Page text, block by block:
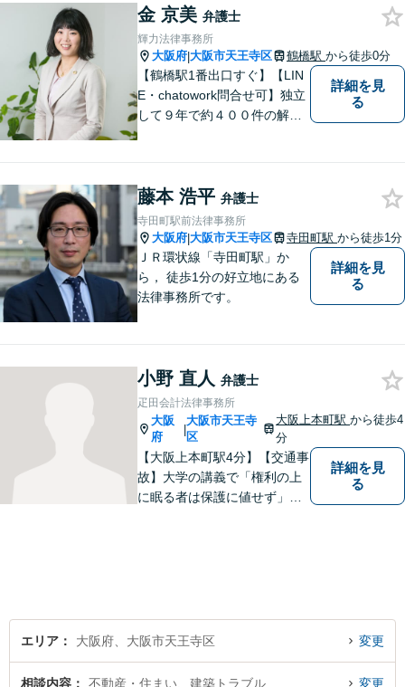
ください。
金 京美 弁護士
輝力法律事務所
大阪府|大阪市天王寺区 鶴橋駅 から徒歩0分
【鶴橋駅1番出口すぐ】【LIN
E・chatowork問合せ可】独立
して９年で約４００件の解決
さ」「人間力」「交渉力」を
駆使して依頼者様の笑顔を取
り戻すべく全力で取り組みま
す。
詳細を見
る
藤本 浩平 弁護士
寺田町駅前法律事務所
大阪府|大阪市天王寺区 寺田町駅 から徒歩1分
ＪＲ環状線「寺田町駅」か
ら， 徒歩1分の好立地にある
法律事務所です。
詳細を見
る
小野 直人 弁護士
疋田会計法律事務所
大阪
府
|
大阪市天王寺
区
大阪上本町駅から徒歩4
分
【大阪上本町駅4分】【交通事
故】大学の講義で「権利の上
に眠る者は保護に値せず」と
し、丁寧かつ柔軟な対応を心
がけています。
詳細を見
る
エリア 大阪府、大阪市天王寺区 変更
相談内容 不動産・住まい、建築トラブル 変更